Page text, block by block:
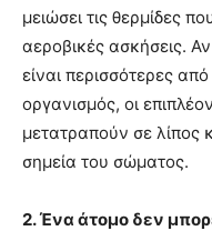
μειώσει τις θερμίδες
αεροβικές ασκήσεις.
είναι περισσότερες
οργανισμός, οι
μετατραπούν σε λίπος
σημεία του σώματος.
2. Ένα άτομο δεν